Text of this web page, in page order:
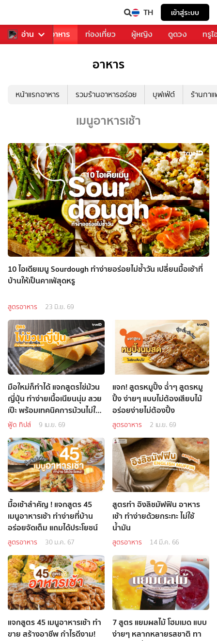
TH เข้าสู่ระบบ
อ่าน
การเพลง อาหาร ท่องเที่ยว ผู้หญิง ดูดวง ทรู
อาหาร
หน้าแรกอาหาร รวมร้านอาหารอร่อย บุฟเฟ่ต์ ร้านกา
เมนูอาหารเช้า
10 ไอเดียเมนู Sourdough ทำง่ายอร่อยไม่ซ้ำวัน เปลี่ยนมื้อเช้าที่
บ้านให้เป็นคาเฟ่สุดหรู
สูตรอาหาร 23 มิ.ย. 69
มือใหม่ก็ทำได้ แจกสูตรไข่ม้วน
ญี่ปุ่น ทำง่ายเนื้อเนียนนุ่ม สวย
เป๊ะ พร้อมเทคนิคการม้วนไม่ให้
ขาด
ฟู้ด ทิปส์ 9 เม.ย. 69
แจก! สูตรหมูปิ้ง ฉ่ำๆ สูตรหมู
ปิ้ง ง่ายๆ แบบไม่ต้องเสียบไม้
อร่อยง่ายไม่ต้องปิ้ง
สูตรอาหาร 2 เม.ย. 69
มื้อเช้าสำคัญ ! แจกสูตร 45
เมนูอาหารเช้า ทำง่ายที่บ้าน
อร่อยจัดเต็ม แถมได้ประโยชน์
สูตรอาหาร 30 ม.ค. 67
สูตรทำ อิงลิชมัฟฟิน อาหาร
เช้า ทำง่ายด้วยกระทะ ไม่ใช้
น้ำมัน
สูตรอาหาร 14 มี.ค. 66
แจกสูตร 45 เมนูอาหารเช้า ทำ
ขาย สร้างอาชีพ กำไรดีงาม!
7 สูตร แยมผลไม้ โฮมเมด แบบ
ง่ายๆ หลากหลายรสชาติ ทา